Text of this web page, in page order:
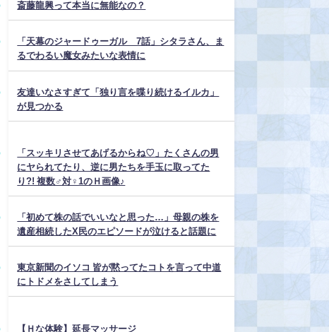
斎藤龍興って本当に無能なの？
「天幕のジャードゥーガル 7話」シタラさん、ま
るでわるい魔女みたいな表情に
友達いなさすぎて「独り言を喋り続けるイルカ」
が見つかる
「スッキリさせてあげるからね♡」たくさんの男
にヤられてたり、逆に男たちを手玉に取ってた
り?! 複数♂対♀1のＨ画像♪
「初めて株の話でいいなと思った…」母親の株を
遺産相続したX民のエピソードが泣けると話題に
東京新聞のイソコ 皆が黙ってたコトを言って中道
にトドメをさしてしまう
【Ｈな体験】延長マッサージ